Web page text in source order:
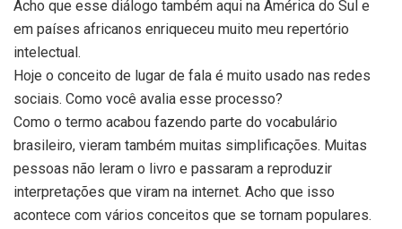
Acho que esse diálogo também aqui na América do Sul e
em países africanos enriqueceu muito meu repertório
intelectual.
Hoje o conceito de lugar de fala é muito usado nas redes
sociais. Como você avalia esse processo?
Como o termo acabou fazendo parte do vocabulário
brasileiro, vieram também muitas simplificações. Muitas
pessoas não leram o livro e passaram a reproduzir
interpretações que viram na internet. Acho que isso
acontece com vários conceitos que se tornam populares.